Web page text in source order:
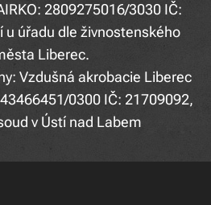
3030 IČ:
u úřadu dle živnostenského
města Liberec.
akrobacie Liberec
0300 IČ: 21709092,
v Ústí nad Labem